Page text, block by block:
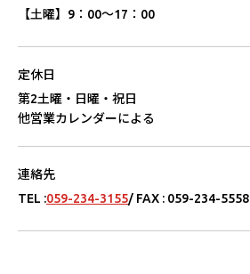
【⼟曜】 9：00〜17：00
定休⽇
第2⼟曜・⽇曜・祝⽇
他営業カレンダーによる
連絡先
TEL :059-234-3155/ FAX : 059-234-5558